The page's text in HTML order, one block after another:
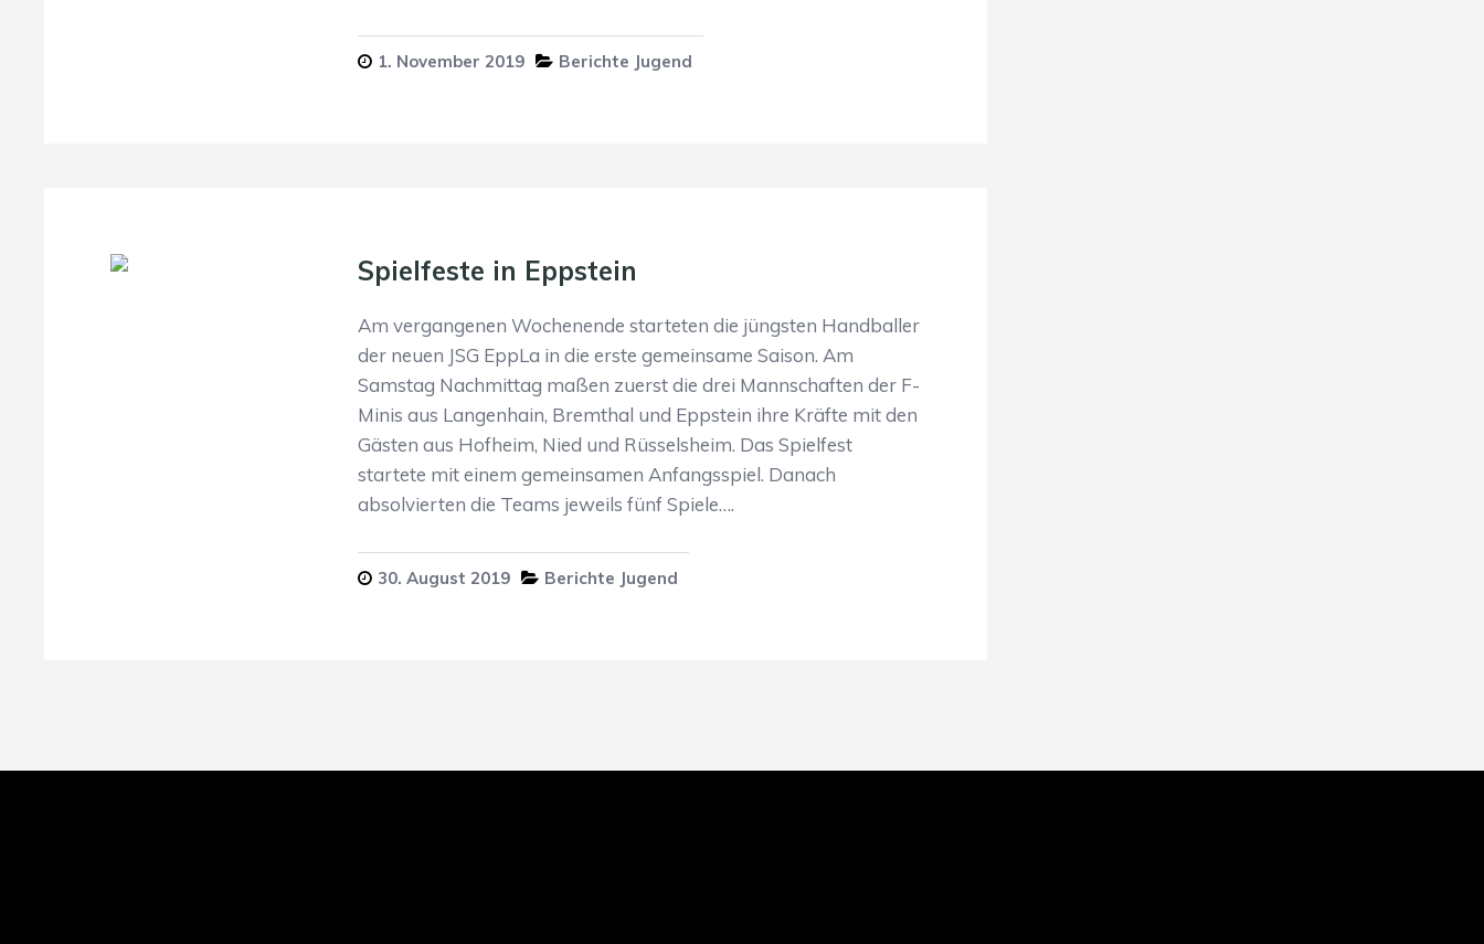
1. November 2019 Berichte Jugend
Spielfeste in Eppstein
Am vergangenen Wochenende starteten die jüngsten Handballer
der neuen JSG EppLa in die erste gemeinsame Saison. Am
Samstag Nachmittag maßen zuerst die drei Mannschaften der F-
Minis aus Langenhain, Bremthal und Eppstein ihre Kräfte mit den
Gästen aus Hofheim, Nied und Rüsselsheim. Das Spielfest
startete mit einem gemeinsamen Anfangsspiel. Danach
absolvierten die Teams jeweils fünf Spiele….
30. August 2019 Berichte Jugend